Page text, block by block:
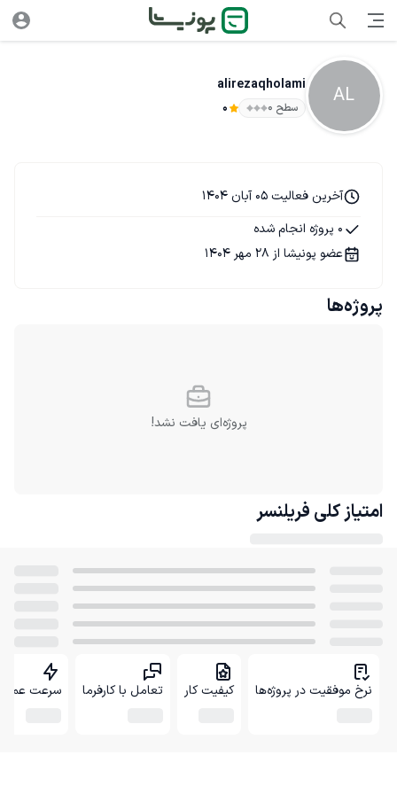
AL
alirezaqholami
سطح ۰ 0
آخرین فعالیت 05 آبان 1404
0 پروژه انجام شده
عضو پونیشا از 28 مهر 1404
پروژه‌ها
پروژه‌ای یافت نشد!
امتیاز کلی فریلنسر
نرخ موفقیت در پروژه‌ها کیفیت کار تعامل با کارفرما سرعت عمل